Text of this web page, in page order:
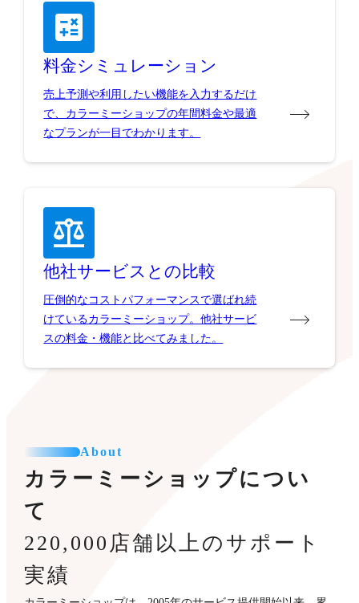
料金シミュレーション
売上予測や利用したい機能を入力するだけ
で、カラーミーショップの年間料金や最適
なプランが一目でわかります。
他社サービスとの比較
圧倒的なコストパフォーマンスで選ばれ続
けているカラーミーショップ。他社サービ
スの料金・機能と比べてみました。
About
カラーミーショップについ
て
220,000店舗以上のサポート
実績